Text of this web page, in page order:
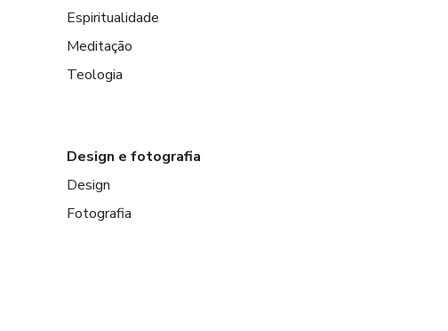
Espiritualidade
Meditação
Teologia
Design e fotografia
Design
Fotografia